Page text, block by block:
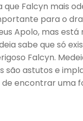
que Falcyn mais
para o
Apolo, mas
sabe que só
Falcyn.
são astutos e
encontrar uma